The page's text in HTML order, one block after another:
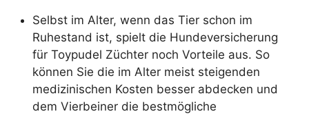
Selbst im Alter, wenn das Tier schon im
Ruhestand ist, spielt die Hundeversicherung
für Toypudel Züchter noch Vorteile aus. So
können Sie die im Alter meist steigenden
medizinischen Kosten besser abdecken und
dem Vierbeiner die bestmögliche